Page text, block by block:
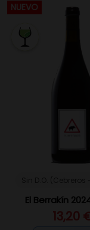
NUEVO
El Berrakín
13,20